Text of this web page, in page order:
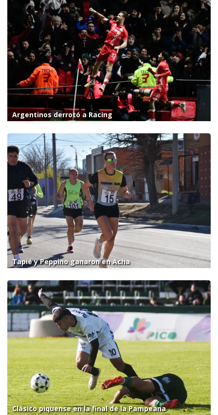
Argentinos derrotó a Racing
Tapié y Peppino ganaron en Acha
Clásico piquense en la final de la Pampeana